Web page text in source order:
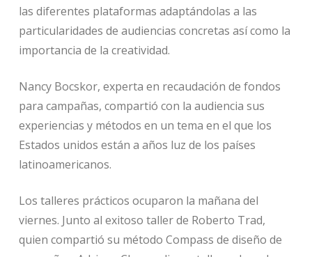
las diferentes plataformas adaptándolas a las
particularidades de audiencias concretas así como la
importancia de la creatividad.
Nancy Bocskor, experta en recaudación de fondos
para campañas, compartió con la audiencia sus
experiencias y métodos en un tema en el que los
Estados unidos están a años luz de los países
latinoamericanos.
Los talleres prácticos ocuparon la mañana del
viernes. Junto al exitoso taller de Roberto Trad,
quien compartió su método Compass de diseño de